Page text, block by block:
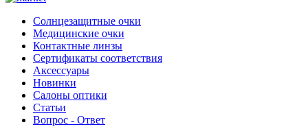
Солнцезащитные очки
Медицинские очки
Контактные линзы
Сертификаты соответствия
Аксессуары
Новинки
Салоны оптики
Статьи
Вопрос - Ответ